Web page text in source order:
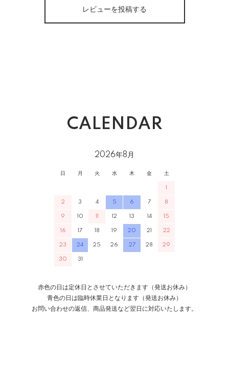
レビューを投稿する
CALENDAR
2026年8月
日 月 火 水 木 金 土
1
2 3 4 5 6 7 8
9 10 11 12 13 14 15
16 17 18 19 20 21 22
23 24 25 26 27 28 29
30 31
赤色の日は定休日とさせていただきます（発送お休み）
青色の日は臨時休業日となります（発送お休み）
お問い合わせの返信、商品発送など翌日に対応いたします。